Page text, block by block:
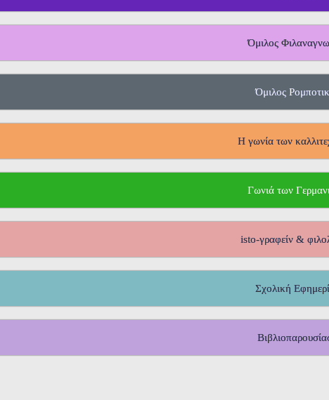
Όμιλος
Όμιλος
Η γωνία των
Γωνιά των
isto-γραφείν &
Σχολική